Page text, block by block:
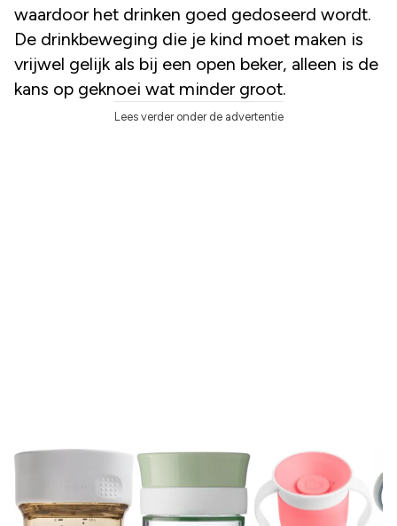
waardoor het drinken goed gedoseerd wordt.
De drinkbeweging die je kind moet maken is
vrijwel gelijk als bij een open beker, alleen is de
kans op geknoei wat minder groot.
Lees verder onder de advertentie